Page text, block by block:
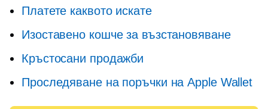
Платете каквото искате
Изоставено кошче за възстановяване
Кръстосани продажби
Проследяване на поръчки на Apple Wallet